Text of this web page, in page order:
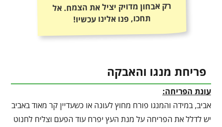
רק אבחון מדויק יציל את הצמח. אל
תחכו, פנו אלינו עכשיו!
פריחת מנגו והאבקה
עונת הפריחה:
אביב, במידה והמנגו פורח מחוץ לעונה או כשעדיין קר מאוד באביב
יש לדלל את הפריחה על מנת העץ יפרח עוד הפעם וצליח לחנוט